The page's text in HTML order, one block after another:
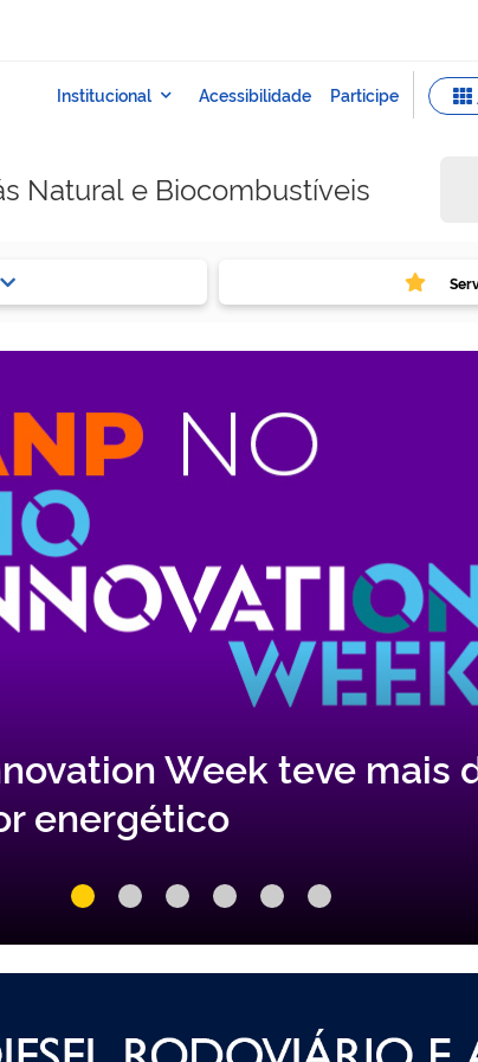
Natural e Biocombustíveis
de Concessão terá